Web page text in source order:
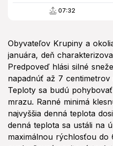
07:32
Obyvateľov Krupiny a
januára, deň
Predpoveď hlási silné
napadnúť až 7
Teploty sa budú
mrazu. Ranné minimá
najvyššia denná teplota
denná teplota sa ustáli na
maximálnou rýchlosťou